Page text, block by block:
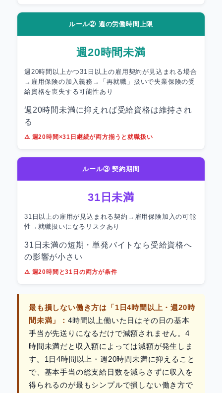
ルール② 週の労働時間上限
週20時間未満
週20時間以上かつ31日以上の雇用契約が見込まれる場合
→雇用保険の加入義務→「再就職」扱いで失業保険の受
給資格を喪失する可能性あり
週20時間未満に抑えれば受給資格は維持され
る
⚠️ 週20時間×31日継続が両方揃うと就職扱い
ルール③ 契約期間
31日未満
31日以上の雇用が見込まれる契約→雇用保険加入の可能
性→就職扱いになるリスクあり
31日未満の短期・単発バイトなら受給資格へ
の影響が小さい
⚠️ 週20時間と31日の両方が条件
最も損しない働き方は「1日4時間以上・週20時
間未満」： 4時間以上働いた日はその日の基本
手当が先送りになるだけで減額されません。4
時間未満だと収入額によっては減額が発生しま
す。1日4時間以上・週20時間未満に抑えること
で、基本手当の総支給日数を減らさずに収入を
得られるのが最もシンプルで損しない働き方で